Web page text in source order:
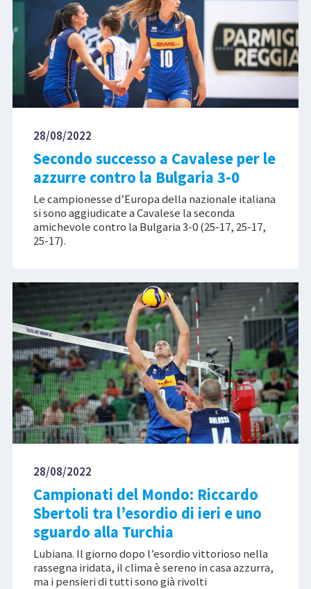
28/08/2022
Secondo successo a Cavalese per le
azzurre contro la Bulgaria 3-0
Le campionesse d’Europa della nazionale italiana
si sono aggiudicate a Cavalese la seconda
amichevole contro la Bulgaria 3-0 (25-17, 25-17,
25-17).
28/08/2022
Campionati del Mondo: Riccardo
Sbertoli tra l’esordio di ieri e uno
sguardo alla Turchia
Lubiana. Il giorno dopo l’esordio vittorioso nella
rassegna iridata, il clima è sereno in casa azzurra,
ma i pensieri di tutti sono già rivolti